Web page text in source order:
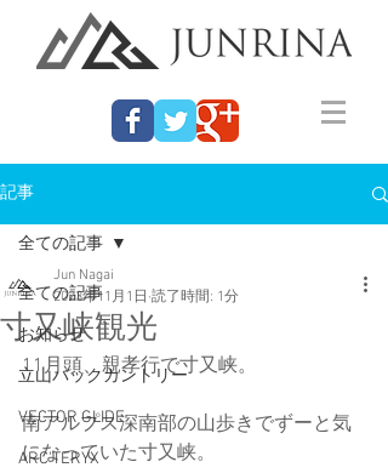
記事
全ての記事
お知らせ
立山バックカントリー
VECTOR GLIDE
ARC'TERYX
全ての記事
寸又峡観光
Jun Nagai
2023年11月1日 読了時間: 1分
11月頭、親孝行で寸又峡。
南アルプス深南部の山歩きでずーと気
になっていた寸又峡。